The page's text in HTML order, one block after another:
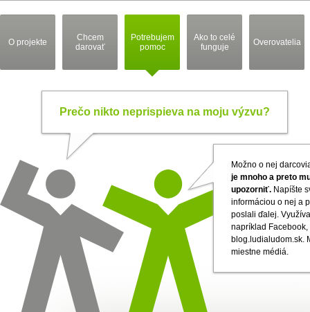
O projekte
Chcem
darovať
Potrebujem
pomoc
Ako to celé
funguje
Overovatelia
Prečo nikto neprispieva na moju výzvu?
Možno o nej
je mnoho a preto
upozorniť. Napíšte
informáciou o nej a
poslali ďalej.
napríklad
blog.ludialudom.sk.
miestne médiá.